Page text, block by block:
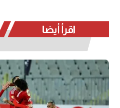
اقرأ أيضا